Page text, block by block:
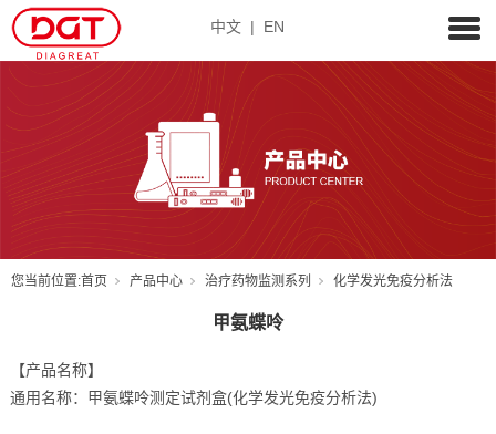
中文 | EN
您当前位置:首页 产品中心 治疗药物监测系列 化学发光免疫分析法
甲氨蝶呤
【产品名称】
通用名称：甲氨蝶呤测定试剂盒(化学发光免疫分析法)